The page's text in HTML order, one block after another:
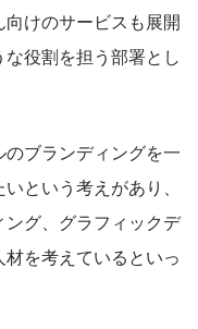
けのサービスも展開
役割を担う部署とし
ブランディングを一
という考えがあり、
グ、グラフィックデ
を考えているといっ